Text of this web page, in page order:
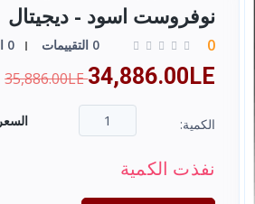
نوفروست اسود - ديجيتال
0 0 التقييمات 0 الطلبات
35,886.00LE34,886.00LE
الكمية:
نفذت الكمية